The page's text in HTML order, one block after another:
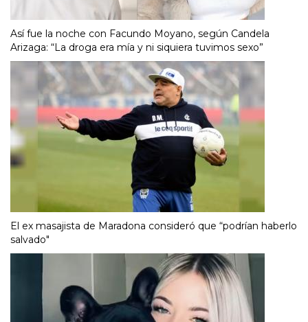
Así fue la noche con Facundo Moyano, según Candela
Arizaga: “La droga era mía y ni siquiera tuvimos sexo”
El ex masajista de Maradona consideró que “podrían haberlo
salvado"